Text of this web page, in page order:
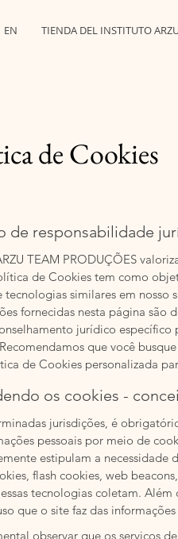
EN TIENDA DEL INSTITUTO
de Cookies
de responsabilidade
TEAM PRODUÇÕES
de Cookies tem como
tecnologias similares em
fornecidas nesta página são
jurídico específico
que você
de Cookies personalizada
os cookies -
jurisdições, é
pessoais por meio de
estipulam a necessidade
flash cookies, web
tecnologias coletam.
que o site faz das
observar que os serviços